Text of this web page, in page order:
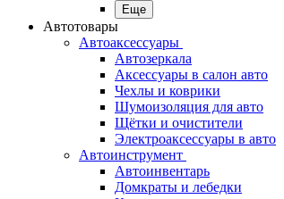
Еще
Автотовары
Автоаксессуары
Автозеркала
Аксессуары в салон авто
Чехлы и коврики
Шумоизоляция для авто
Щётки и очистители
Электроаксессуары в авто
Автоинструмент
Автоинвентарь
Домкраты и лебедки